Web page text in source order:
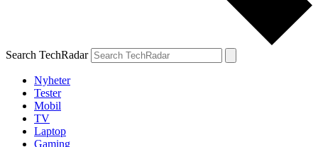
Search TechRadar
Nyheter
Tester
Mobil
TV
Laptop
Gaming